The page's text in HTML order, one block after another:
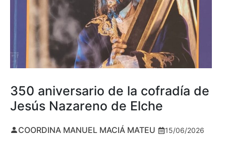
350 aniversario de la cofradía de
Jesús Nazareno de Elche
COORDINA MANUEL MACIÁ MATEU 15/06/2026